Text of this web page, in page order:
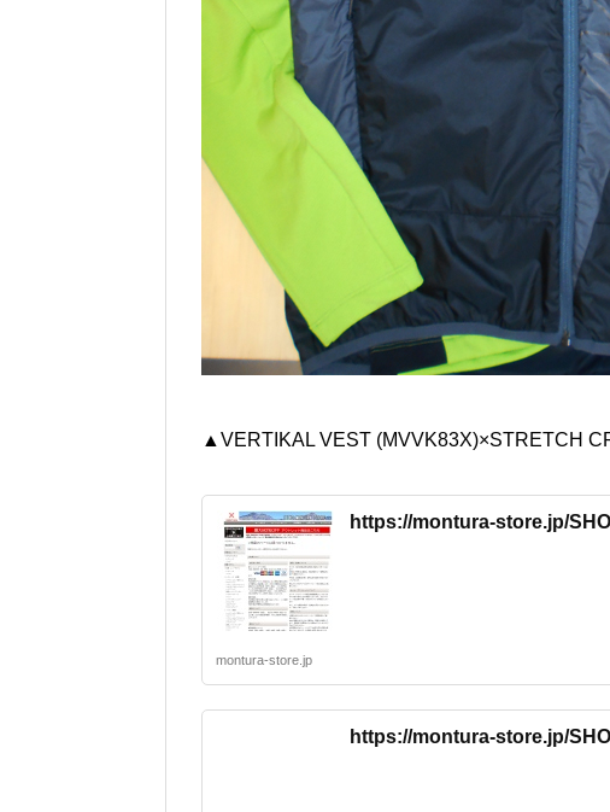
▲VERTIKAL VEST (MVVK83X)×STRETCH
https://montura-store.jp/
montura-store.jp
https://montura-store.jp/